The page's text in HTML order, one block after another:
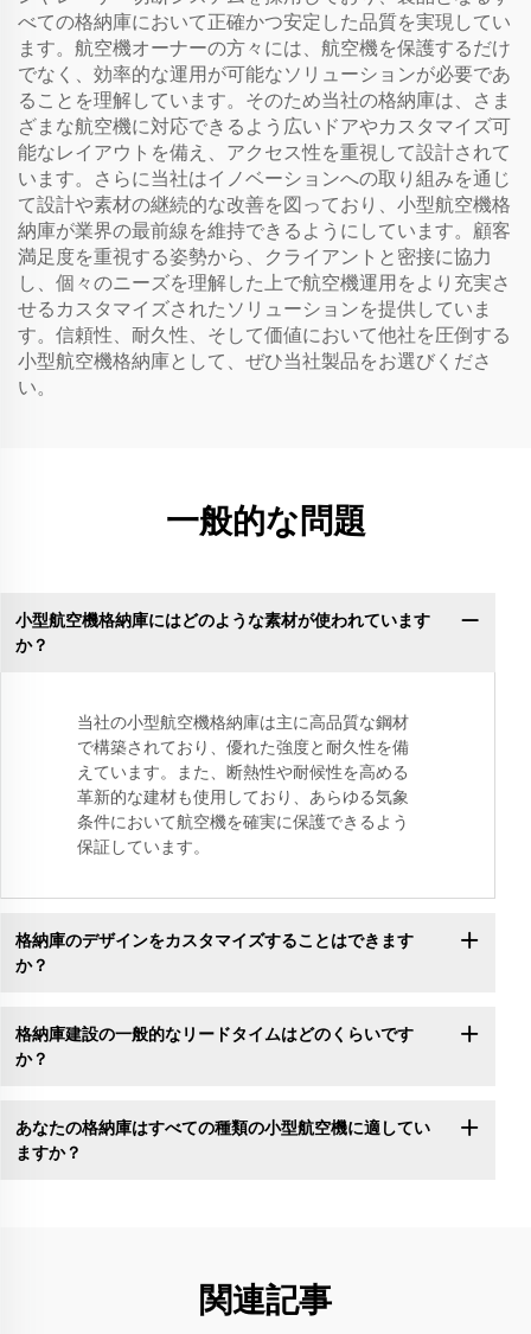
べての格納庫において正確かつ安定した品質を実現してい
ます。航空機オーナーの方々には、航空機を保護するだけ
でなく、効率的な運用が可能なソリューションが必要であ
ることを理解しています。そのため当社の格納庫は、さま
ざまな航空機に対応できるよう広いドアやカスタマイズ可
能なレイアウトを備え、アクセス性を重視して設計されて
います。さらに当社はイノベーションへの取り組みを通じ
て設計や素材の継続的な改善を図っており、小型航空機格
納庫が業界の最前線を維持できるようにしています。顧客
満足度を重視する姿勢から、クライアントと密接に協力
し、個々のニーズを理解した上で航空機運用をより充実さ
せるカスタマイズされたソリューションを提供していま
す。信頼性、耐久性、そして価値において他社を圧倒する
小型航空機格納庫として、ぜひ当社製品をお選びくださ
い。
一般的な問題
小型航空機格納庫にはどのような素材が使われています
か？
当社の小型航空機格納庫は主に高品質な鋼材
で構築されており、優れた強度と耐久性を備
えています。また、断熱性や耐候性を高める
革新的な建材も使用しており、あらゆる気象
条件において航空機を確実に保護できるよう
保証しています。
格納庫のデザインをカスタマイズすることはできます
か？
格納庫建設の一般的なリードタイムはどのくらいです
か？
あなたの格納庫はすべての種類の小型航空機に適してい
ますか？
関連記事